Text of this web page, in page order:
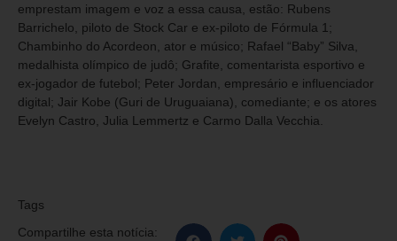
emprestam imagem e voz a essa causa, estão: Rubens
Barrichelo, piloto de Stock Car e ex-piloto de Fórmula 1;
Chambinho do Acordeon, ator e músico; Rafael “Baby” Silva,
medalhista olímpico de judô; Grafite, comentarista esportivo e
ex-jogador de futebol; Peter Jordan, empresário e influenciador
digital; Jair Kobe (Guri de Uruguaiana), comediante; e os atores
Evelyn Castro, Julia Lemmertz e Carmo Dalla Vecchia.
Tags
Compartilhe esta notícia: